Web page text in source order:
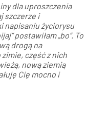
dla uproszczenia
szczerze i
napisaniu życiorysu
postawiłam „bo”. To
drogą na
część z nich
nową ziemią
Cię mocno i